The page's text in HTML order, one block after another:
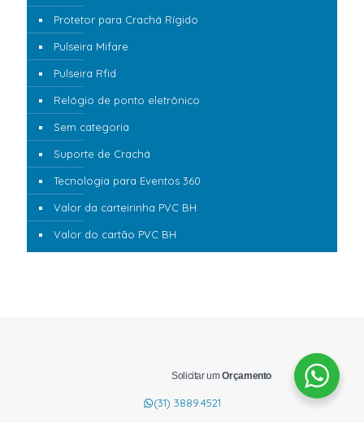
Protetor para Crachá Rígido
Pulseira Mifare
Pulseira Rfid
Relógio de ponto eletrônico
Sem categoria
Suporte de Crachá
Tecnologia para Eventos 360
Valor da carteirinha PVC BH
Valor do cartão PVC BH
(31) 3889.4521
Solicitar umOrçamento